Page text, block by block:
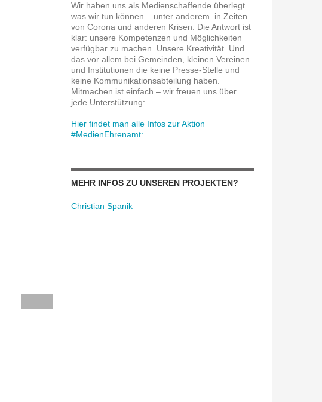
Wir haben uns als Medienschaffende überlegt
was wir tun können – unter anderem in Zeiten
von Corona und anderen Krisen. Die Antwort ist
klar: unsere Kompetenzen und Möglichkeiten
verfügbar zu machen. Unsere Kreativität. Und
das vor allem bei Gemeinden, kleinen Vereinen
und Institutionen die keine Presse-Stelle und
keine Kommunikationsabteilung haben.
Mitmachen ist einfach – wir freuen uns über
jede Unterstützung:
Hier findet man alle Infos zur Aktion
#MedienEhrenamt:
MEHR INFOS ZU UNSEREN PROJEKTEN?
Christian Spanik